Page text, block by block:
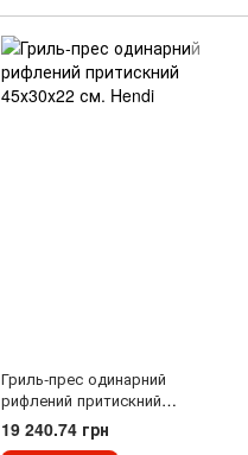
Гриль-прес одинарний
рифлений притискний
45х30х22 см. Hendi
19 240.74 грн